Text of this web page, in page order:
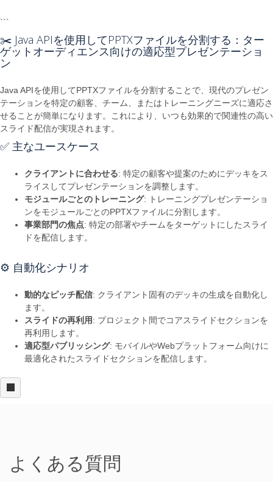
```
✂️ Java APIを使用してPPTXファイルを分割する：ター
ゲットオーディエンス向けの適応型プレゼンテーショ
ン
Java APIを使用してPPTXファイルを分割することで、現代のプレゼン
テーションを特定の顧客、チーム、またはトレーニングニーズに適応さ
せることが簡単になります。これにより、いつも効果的で関連性の高い
スライド配信が実現されます。
✅ 主なユースケース
クライアントに合わせる: 特定の顧客や提案のためにデッキをス
ライスしてプレゼンテーションを調整します。
モジュールごとのトレーニング: トレーニングプレゼンテーショ
ンをモジュールごとのPPTXファイルに分割します。
事業部門の焦点: 特定の部署やチームをターゲットにしたスライ
ドを配信します。
⚙️ 自動化シナリオ
動的なピッチ配信: クライアント固有のデッキの生成を自動化し
ます。
スライドの再利用: プロジェクト間でコアスライドセクションを
再利用します。
適応型パブリッシング: モバイルやWebプラットフォーム向けに
最適化されたスライドセクションを配信します。
よくある質問